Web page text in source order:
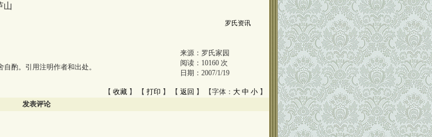
罗氏资讯
酌。引用注明作者和出处。
来源： 罗氏家园
阅读： 10160 次
日期： 2007/1/19
【 收藏 】 【 打印 】 【 返回 】 【字体： 大 中 小 】
发表评论